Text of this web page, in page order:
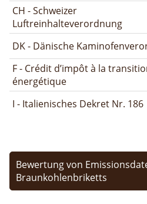
CH - Schweizer
Luftreinhalteverordnung
DK - Dänische
F - Crédit d’impôt à la
énergétique
I - Italienisches Dekret Nr. 186
Bewertung von
Braunkohlenbriketts